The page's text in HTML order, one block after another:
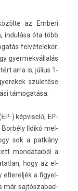
az Em­beri
indulása óta több
fel­vételekor.
gyer­mekvál­lalás
arra is, július 1-
születése
támogatása.
) kép­viselő, EP-
Borbély Ildikó mel­
sok a patkány
mon­dataiból a
hogy az el­
el­terel­jék a figyel­
már saj­tószabad­